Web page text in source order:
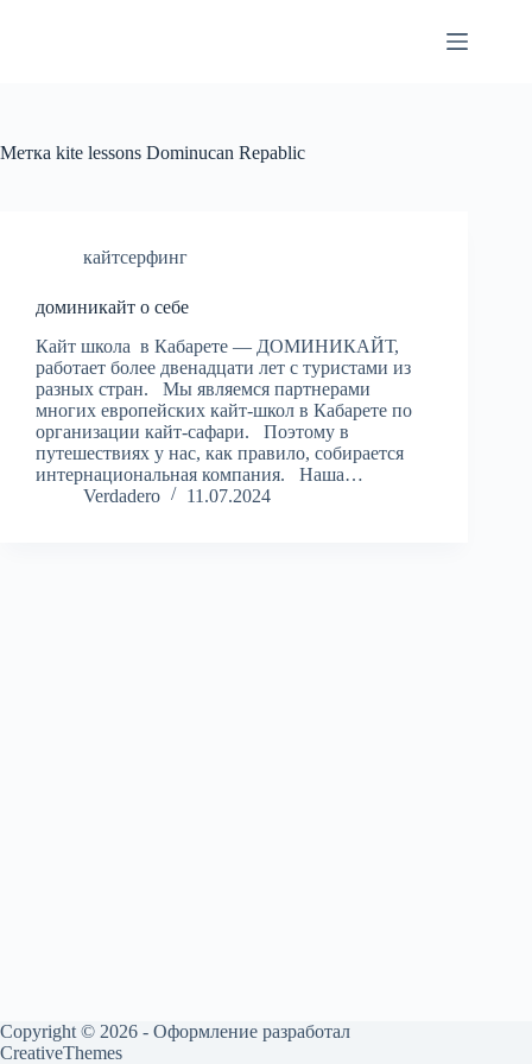
Метка kite lessons Dominucan Repablic
кайтсерфинг
доминикайт о себе
Кайт школа в Кабарете — ДОМИНИКАЙТ,
работает более двенадцати лет с туристами из
разных стран. Мы являемся партнерами
многих европейских кайт-школ в Кабарете по
организации кайт-сафари. Поэтому в
путешествиях у нас, как правило, собирается
интернациональная компания. Наша…
Verdadero
11.07.2024
Copyright © 2026 - Оформление разработал
CreativeThemes